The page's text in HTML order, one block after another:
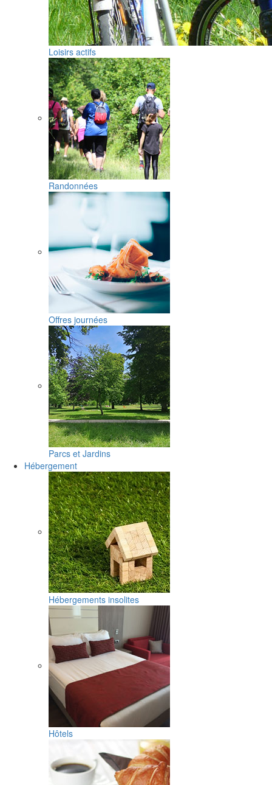
Loisirs actifs
Randonnées
Offres journées
Parcs et Jardins
Hébergement
Hébergements insolites
Hôtels